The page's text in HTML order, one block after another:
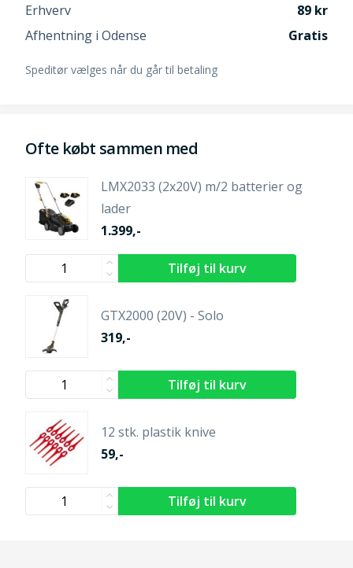
Erhverv
89
Afhentning i Odense
Gratis
Speditør vælges når du går til betaling
Ofte købt sammen med
LMX2033 (2x20V) m/2 batterier og
lader
1.399,-
GTX2000 (20V) - Solo
319,-
12 stk. plastik knive
59,-